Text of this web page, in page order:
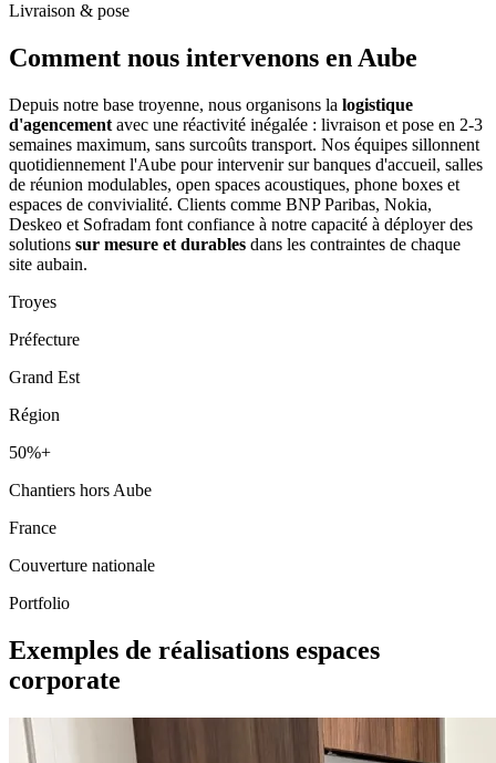
Livraison & pose
Comment nous intervenons en Aube
Depuis notre base troyenne, nous organisons la logistique
d'agencement avec une réactivité inégalée : livraison et pose en 2-3
semaines maximum, sans surcoûts transport. Nos équipes sillonnent
quotidiennement l'Aube pour intervenir sur banques d'accueil, salles
de réunion modulables, open spaces acoustiques, phone boxes et
espaces de convivialité. Clients comme BNP Paribas, Nokia,
Deskeo et Sofradam font confiance à notre capacité à déployer des
solutions sur mesure et durables dans les contraintes de chaque
site aubain.
Troyes
Préfecture
Grand Est
Région
50%+
Chantiers hors Aube
France
Couverture nationale
Portfolio
Exemples de réalisations espaces
corporate